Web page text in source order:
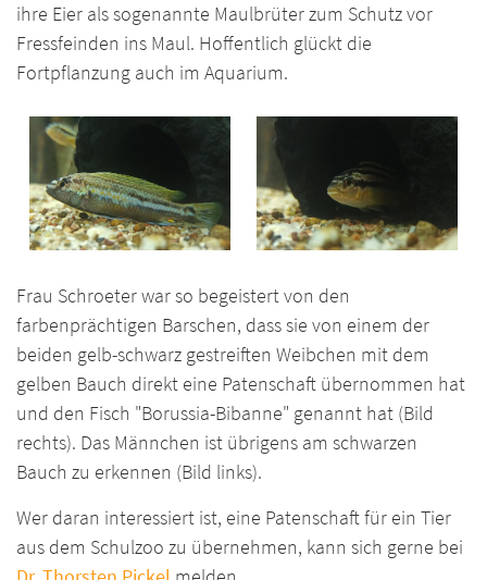
ihre Eier als sogenannte Maulbrüter zum Schutz vor
Fressfeinden ins Maul. Hoffentlich glückt die
Fortpflanzung auch im Aquarium.
Frau Schroeter war so begeistert von den
farbenprächtigen Barschen, dass sie von einem der
beiden gelb-schwarz gestreiften Weibchen mit dem
gelben Bauch direkt eine Patenschaft übernommen hat
und den Fisch "Borussia-Bibanne" genannt hat (Bild
rechts). Das Männchen ist übrigens am schwarzen
Bauch zu erkennen (Bild links).
Wer daran interessiert ist, eine Patenschaft für ein Tier
aus dem Schulzoo zu übernehmen, kann sich gerne bei